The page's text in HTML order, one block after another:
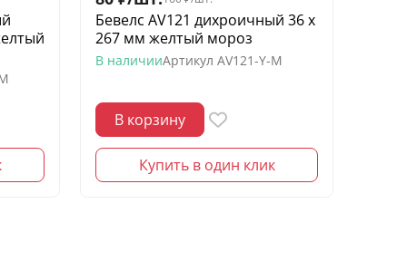
Бевелс AV121 дихроичный 36 х
267 мм желтый мороз
В наличииАртикул AV121-Y-M
В корзину
Купить в один клик